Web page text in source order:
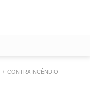
/ CONTRA INCÊNDIO